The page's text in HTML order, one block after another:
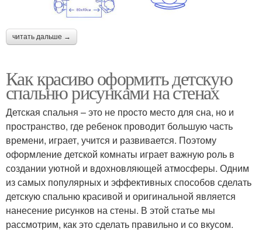
читать дальше →
Как красиво оформить детскую
спальню рисунками на стенах
Детская спальня – это не просто место для сна, но и
пространство, где ребенок проводит большую часть
времени, играет, учится и развивается. Поэтому
оформление детской комнаты играет важную роль в
создании уютной и вдохновляющей атмосферы. Одним
из самых популярных и эффективных способов сделать
детскую спальню красивой и оригинальной является
нанесение рисунков на стены. В этой статье мы
рассмотрим, как это сделать правильно и со вкусом.